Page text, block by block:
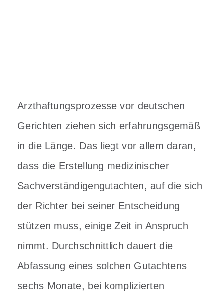
Arzthaftungsprozesse vor deutschen
Gerichten ziehen sich erfahrungsgemäß
in die Länge. Das liegt vor allem daran,
dass die Erstellung medizinischer
Sachverständigengutachten, auf die sich
der Richter bei seiner Entscheidung
stützen muss, einige Zeit in Anspruch
nimmt. Durchschnittlich dauert die
Abfassung eines solchen Gutachtens
sechs Monate, bei komplizierten